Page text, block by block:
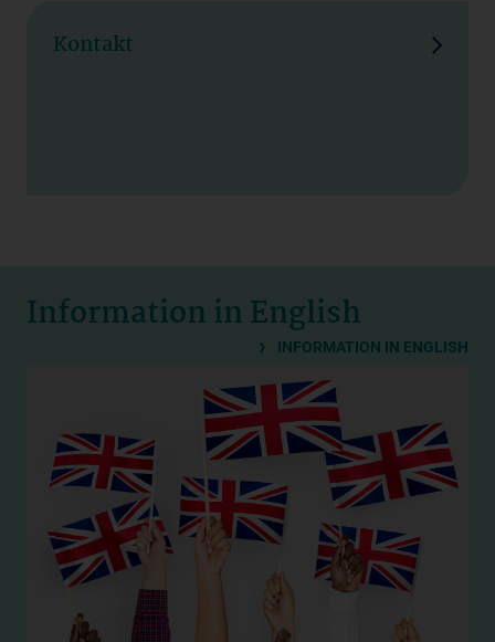
Kontakt
Information in English
INFORMATION IN ENGLISH